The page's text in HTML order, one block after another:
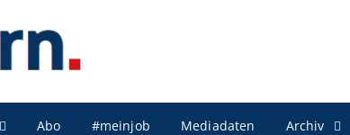
Abo #meinjob Mediadaten Archiv